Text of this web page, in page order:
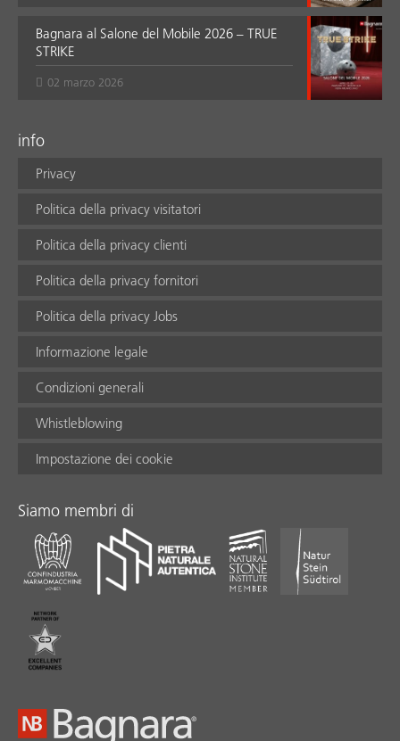
Bagnara al Salone del Mobile 2026 – TRUE
STRIKE
02 marzo 2026
info
Privacy
Politica della privacy visitatori
Politica della privacy clienti
Politica della privacy fornitori
Politica della privacy Jobs
Informazione legale
Condizioni generali
Whistleblowing
Impostazione dei cookie
Siamo membri di